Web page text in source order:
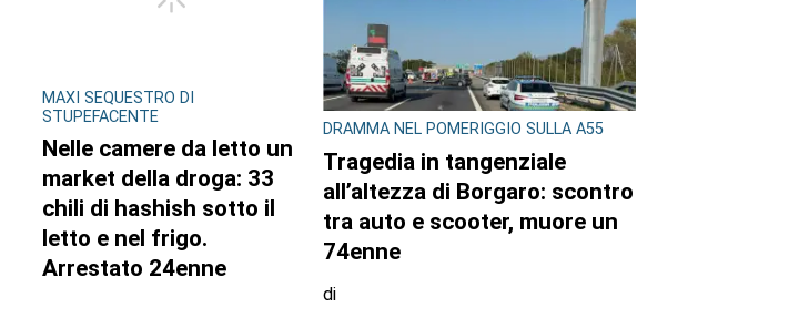
MAXI SEQUESTRO DI
STUPEFACENTE
Nelle camere da letto un
market della droga: 33
chili di hashish sotto il
letto e nel frigo.
Arrestato 24enne
DRAMMA NEL POMERIGGIO SULLA A55
Tragedia in tangenziale
all’altezza di Borgaro: scontro
tra auto e scooter, muore un
74enne
di